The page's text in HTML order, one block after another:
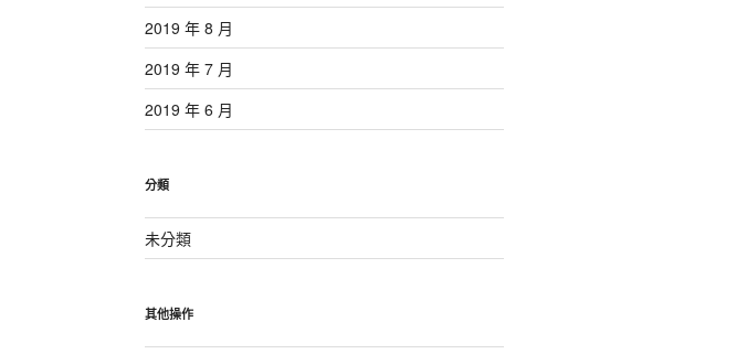
2019 年 8 月
2019 年 7 月
2019 年 6 月
分類
未分類
其他操作